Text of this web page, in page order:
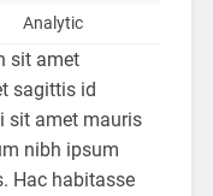
Analytic
sit amet
sagittis id
sit amet mauris
nibh ipsum
Hac habitasse